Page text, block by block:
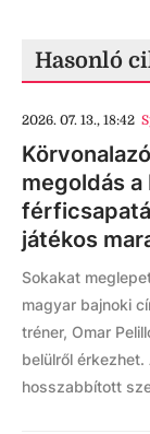
Hasonló
2026. 07. 13., 18:42
megoldás a
játékos
Sokakat
magyar bajnoki
tréner, Omar
belülről
hosszabbított